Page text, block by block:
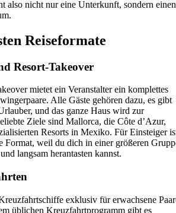
also nicht nur eine Unterkunft, sondern einen
Reiseformate
Resort-Takeover
mietet ein Veranstalter ein komplettes
Alle Gäste gehören dazu, es gibt
und das ganze Haus wird zur
Ziele sind Mallorca, die Côte d’Azur,
Resorts in Mexiko. Für Einsteiger
Format, weil du dich in einer größeren
langsam herantasten kannst.
exklusiv für erwachsene
üblichen Kreuzfahrtprogramm gibt es